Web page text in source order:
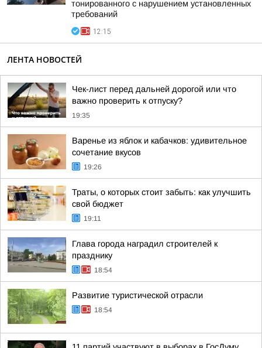
тонированного с нарушением установленных
требований
12:15
ЛЕНТА НОВОСТЕЙ
Чек-лист перед дальней дорогой или что
важно проверить к отпуску?
19:35
Варенье из яблок и кабачков: удивительное
сочетание вкусов
19:26
Траты, о которых стоит забыть: как улучшить
свой бюджет
19:11
Глава города наградил строителей к
празднику
18:54
Развитие туристической отрасли
18:54